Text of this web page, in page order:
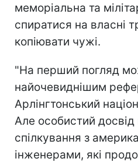
меморіальна та
спиратися на власні
копіювати чужі.
"На перший погляд
найочевиднішим
Арлінгтонський
Але особистий досвід
спілкування з
інженерами, які